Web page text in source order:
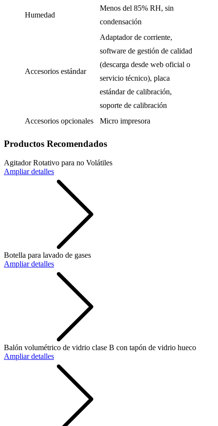
Humedad
Menos del 85% RH, sin
condensación
Accesorios estándar
Adaptador de corriente,
software de gestión de calidad
(descarga desde web oficial o
servicio técnico), placa
estándar de calibración,
soporte de calibración
Accesorios opcionales
Micro impresora
Productos Recomendados
Agitador Rotativo para no Volátiles
Ampliar detalles
Botella para lavado de gases
Ampliar detalles
Balón volumétrico de vidrio clase B con tapón de vidrio hueco
Ampliar detalles